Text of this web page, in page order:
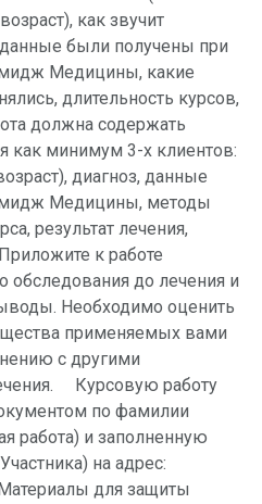
как звучит
были получены при
Медицины, какие
длительность курсов,
должна содержать
как минимум 3-х клиентов:
диагноз, данные
Медицины, методы
результат лечения,
к работе
обследования до лечения и
Необходимо оценить
применяемых вами
с другими
Курсовую работу
по фамилии
работа) и заполненную
на адрес:
для защиты